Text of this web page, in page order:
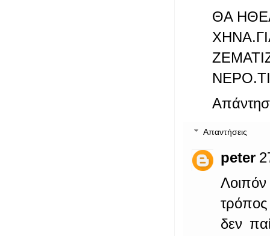
ΘΑ
Απαντήσεις
peter
δεν